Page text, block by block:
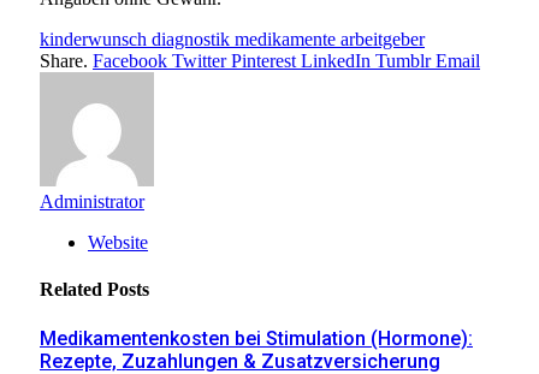
kinderwunsch diagnostik medikamente arbeitgeber
Share. Facebook Twitter Pinterest LinkedIn Tumblr Email
Administrator
Website
Related Posts
Medikamentenkosten bei Stimulation (Hormone):
Rezepte, Zuzahlungen & Zusatzversicherung